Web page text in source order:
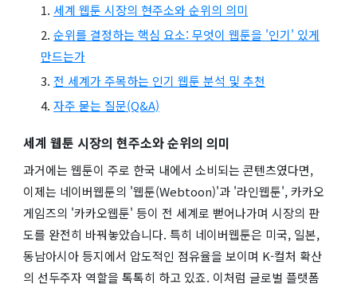
세계 웹툰 시장의 현주소와 순위의 의미
순위를 결정하는 핵심 요소: 무엇이 웹툰을 '인기' 있게
만드는가
전 세계가 주목하는 인기 웹툰 분석 및 추천
자주 묻는 질문(Q&A)
세계 웹툰 시장의 현주소와 순위의 의미
과거에는 웹툰이 주로 한국 내에서 소비되는 콘텐츠였다면,
이제는 네이버웹툰의 '웹툰(Webtoon)'과 '라인웹툰', 카카오
게임즈의 '카카오웹툰' 등이 전 세계로 뻗어나가며 시장의 판
도를 완전히 바꿔놓았습니다. 특히 네이버웹툰은 미국, 일본,
동남아시아 등지에서 압도적인 점유율을 보이며 K-컬처 확산
의 선두주자 역할을 톡톡히 하고 있죠. 이처럼 글로벌 플랫폼